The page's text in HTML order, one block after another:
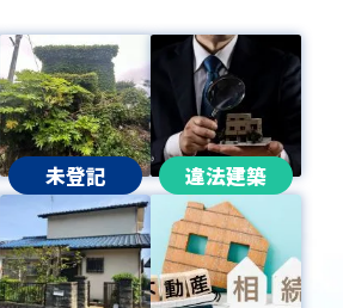
未登記 違法建築